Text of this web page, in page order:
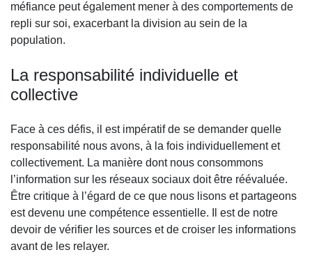
méfiance peut également mener à des comportements de
repli sur soi, exacerbant la division au sein de la
population.
La responsabilité individuelle et
collective
Face à ces défis, il est impératif de se demander quelle
responsabilité nous avons, à la fois individuellement et
collectivement. La manière dont nous consommons
l’information sur les réseaux sociaux doit être réévaluée.
Être critique à l’égard de ce que nous lisons et partageons
est devenu une compétence essentielle. Il est de notre
devoir de vérifier les sources et de croiser les informations
avant de les relayer.